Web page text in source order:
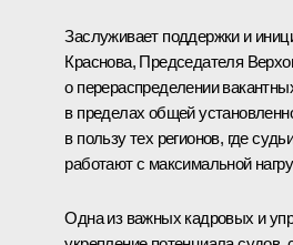
Заслуживает поддержки и
Краснова, Председателя
о перераспределении
в пределах общей
в пользу тех регионов, где
работают с максимальной
Одна из важных кадровых и